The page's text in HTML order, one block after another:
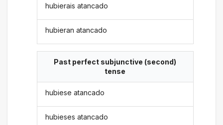
hubierais atancado
hubieran atancado
Past perfect subjunctive (second)
tense
hubiese atancado
hubieses atancado